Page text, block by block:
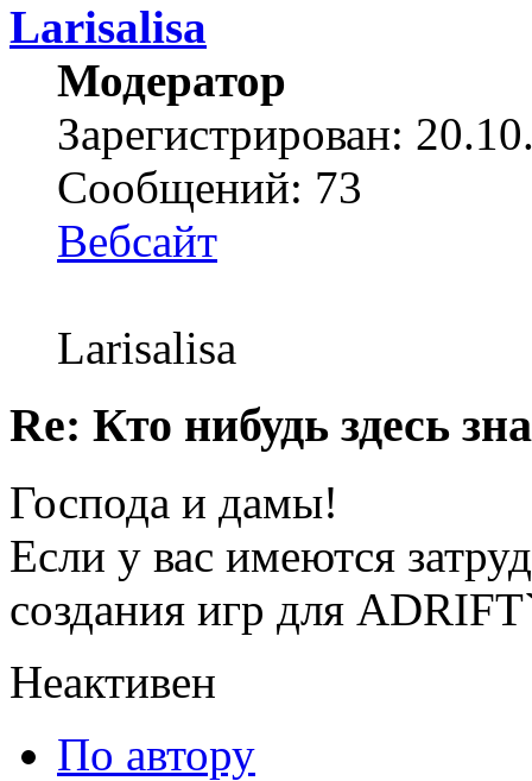
Larisalisa
Модератор
Зарегистрирован:
Сообщений: 73
Вебсайт
Larisalisa
Re: Кто нибудь здесь
Господа и дамы!
Если у вас имеются
создания игр для
Неактивен
По автору